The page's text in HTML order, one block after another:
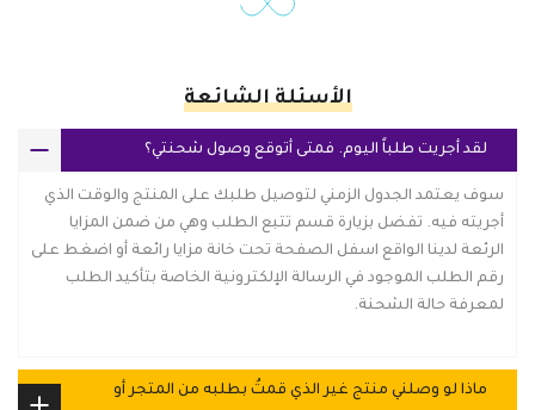
الأسئلة الشائعة
لقد أجريت طلباً اليوم. فمتى أتوقع وصول شحنتي؟
سوف يعتمد الجدول الزمني لتوصيل طلبك على المنتج والوقت الذي
أجريته فيه. تفضل بزيارة قسم تتبع الطلب وهي من ضمن المزايا
الرئعة لدينا الواقع اسفل الصفحة تحت خانة مزايا رائعة أو اضغط على
رقم الطلب الموجود في الرسالة الإلكترونية الخاصة بتأكيد الطلب
لمعرفة حالة الشحنة.
ماذا لو وصلني منتج غير الذي قمتُ بطلبه من المتجر أو